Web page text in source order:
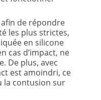
afin de répondre
les plus strictes,
en silicone
cas d’impact, ne
De plus, avec
est amoindri, ce
la contusion sur